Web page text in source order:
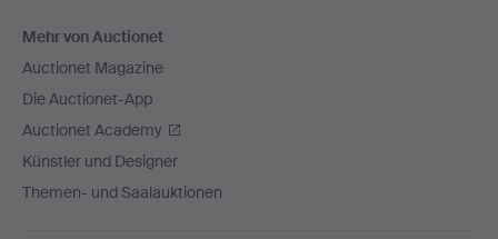
Mehr von Auctionet
Auctionet Magazine
Die Auctionet-App
Auctionet Academy
Künstler und Designer
Themen- und Saalauktionen